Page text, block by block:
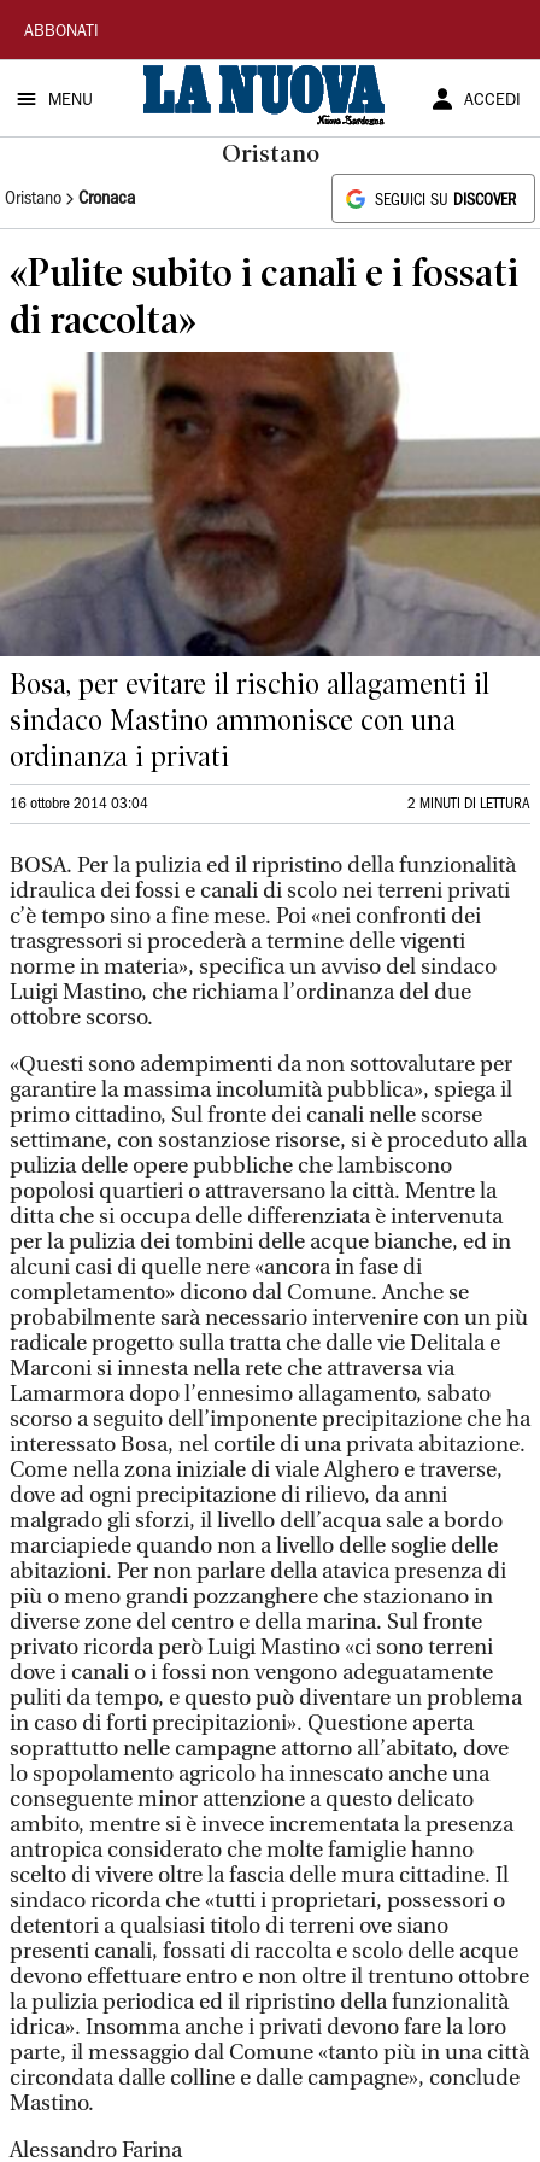
La
Nuova
Sardegna
ABBONATI
MENU ACCEDI
Oristano
Oristano Cronaca SEGUICI SU DISCOVER
«Pulite subito i canali e i fossati
di raccolta»
Bosa, per evitare il rischio allagamenti il
sindaco Mastino ammonisce con una
ordinanza i privati
16 ottobre 2014 03:04 2 MINUTI DI LETTURA
BOSA. Per la pulizia ed il ripristino della funzionalità
idraulica dei fossi e canali di scolo nei terreni privati
c’è tempo sino a fine mese. Poi «nei confronti dei
trasgressori si procederà a termine delle vigenti
norme in materia», specifica un avviso del sindaco
Luigi Mastino, che richiama l’ordinanza del due
ottobre scorso.
«Questi sono adempimenti da non sottovalutare per
garantire la massima incolumità pubblica», spiega il
primo cittadino, Sul fronte dei canali nelle scorse
settimane, con sostanziose risorse, si è proceduto alla
pulizia delle opere pubbliche che lambiscono
popolosi quartieri o attraversano la città. Mentre la
ditta che si occupa delle differenziata è intervenuta
per la pulizia dei tombini delle acque bianche, ed in
alcuni casi di quelle nere «ancora in fase di
completamento» dicono dal Comune. Anche se
probabilmente sarà necessario intervenire con un più
radicale progetto sulla tratta che dalle vie Delitala e
Marconi si innesta nella rete che attraversa via
Lamarmora dopo l’ennesimo allagamento, sabato
scorso a seguito dell’imponente precipitazione che ha
interessato Bosa, nel cortile di una privata abitazione.
Come nella zona iniziale di viale Alghero e traverse,
dove ad ogni precipitazione di rilievo, da anni
malgrado gli sforzi, il livello dell’acqua sale a bordo
marciapiede quando non a livello delle soglie delle
abitazioni. Per non parlare della atavica presenza di
più o meno grandi pozzanghere che stazionano in
diverse zone del centro e della marina. Sul fronte
privato ricorda però Luigi Mastino «ci sono terreni
dove i canali o i fossi non vengono adeguatamente
puliti da tempo, e questo può diventare un problema
in caso di forti precipitazioni». Questione aperta
soprattutto nelle campagne attorno all’abitato, dove
lo spopolamento agricolo ha innescato anche una
conseguente minor attenzione a questo delicato
ambito, mentre si è invece incrementata la presenza
antropica considerato che molte famiglie hanno
scelto di vivere oltre la fascia delle mura cittadine. Il
sindaco ricorda che «tutti i proprietari, possessori o
detentori a qualsiasi titolo di terreni ove siano
presenti canali, fossati di raccolta e scolo delle acque
devono effettuare entro e non oltre il trentuno ottobre
la pulizia periodica ed il ripristino della funzionalità
idrica». Insomma anche i privati devono fare la loro
parte, il messaggio dal Comune «tanto più in una città
circondata dalle colline e dalle campagne», conclude
Mastino.
Alessandro Farina